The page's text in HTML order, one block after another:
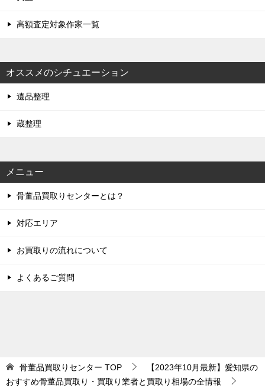
高額査定対象作家一覧
オススメのシチュエーション
遺品整理
蔵整理
メニュー
骨董品買取りセンターとは？
対応エリア
お買取りの流れについて
よくあるご質問
骨董品買取りセンター TOP
【2023年10月最新】愛知県の
おすすめ骨董品買取り・買取り業者と買取り相場の全情報